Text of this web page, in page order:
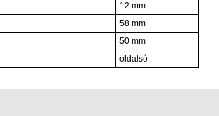
12 mm
58 mm
50 mm
oldalsó